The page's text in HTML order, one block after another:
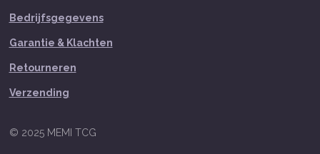
Bedrijfsgegevens
Garantie & Klachten
Retourneren
Verzending
© 2025 MEMI TCG